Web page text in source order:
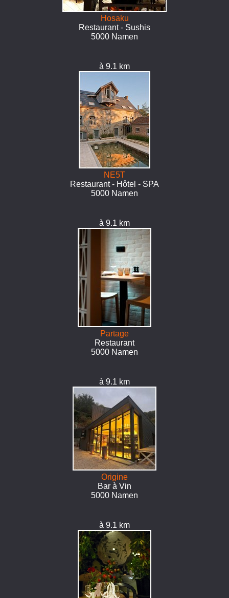
Hosaku
Restaurant - Sushis
5000 Namen
à 9.1 km
NE5T
Restaurant - Hôtel - SPA
5000 Namen
à 9.1 km
Partage
Restaurant
5000 Namen
à 9.1 km
Origine
Bar à Vin
5000 Namen
à 9.1 km